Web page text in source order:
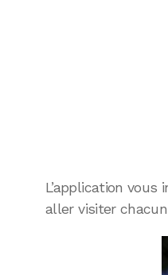
L’application vous
aller visiter